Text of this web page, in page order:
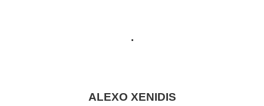
.
ALEXO XENIDIS